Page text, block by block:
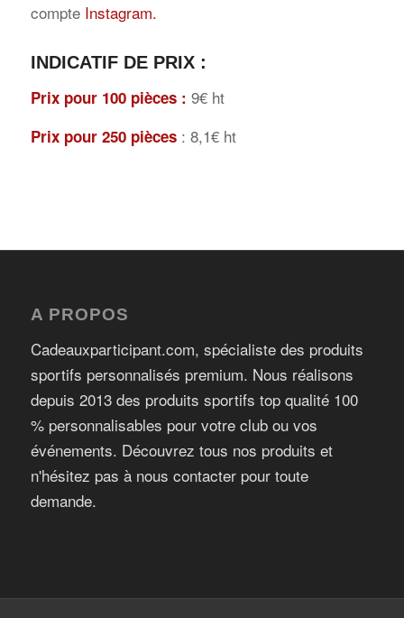
compte Instagram.
INDICATIF DE PRIX:
Prix pour 100 pièces : 9€ ht
Prix pour 250 pièces: 8,1€ ht
A PROPOS
Cadeauxparticipant.com, spécialiste des produits
sportifs personnalisés premium. Nous réalisons
depuis 2013 des produits sportifs top qualité 100
% personnalisables pour votre club ou vos
événements. Découvrez tous nos produits et
n'hésitez pas à nous contacter pour toute
demande.